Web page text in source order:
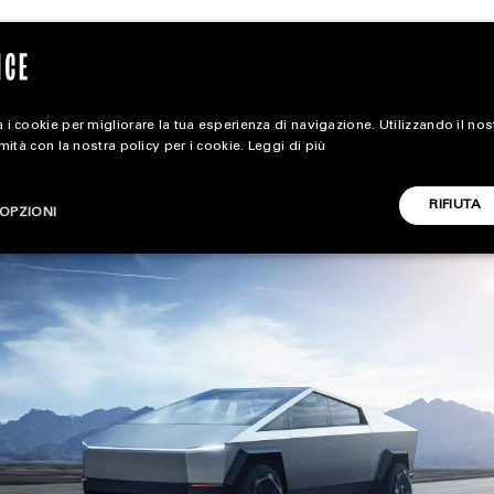
CARICA ALTRI
ALL EXTRA
ART & DESIGN
CINEMA
i cookie per migliorare la tua esperienza di navigazione. Utilizzando il
con la nostra policy per i cookie. Leggi di più
RIFIUTA